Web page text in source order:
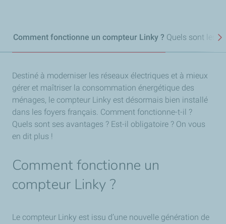
Comment fonctionne un compteur Linky ? Quels sont les
Destiné à moderniser les réseaux électriques et à mieux
gérer et maîtriser la consommation énergétique des
ménages, le compteur Linky est désormais bien installé
dans les foyers français. Comment fonctionne-t-il ?
Quels sont ses avantages ? Est-il obligatoire ? On vous
en dit plus !
Comment fonctionne un
compteur Linky ?
Le compteur Linky est issu d’une nouvelle génération de